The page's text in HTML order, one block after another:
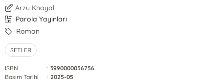
Arzu Khayal
Parola Yayınları
Roman
SETLER
ISBN : 3990000056756
Basım Tarihi
: 2025-05